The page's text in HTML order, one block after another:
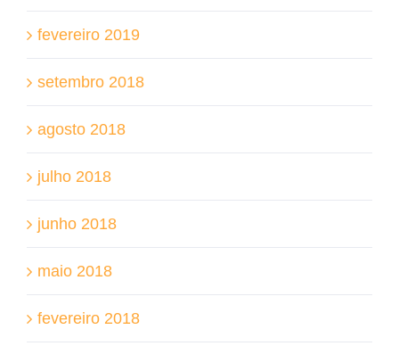
fevereiro 2019
setembro 2018
agosto 2018
julho 2018
junho 2018
maio 2018
fevereiro 2018